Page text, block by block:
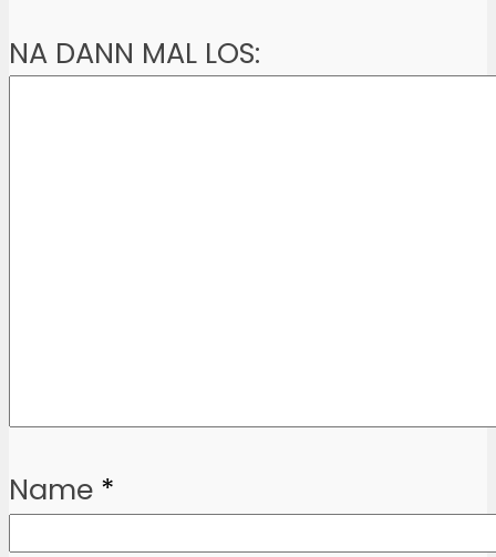
NA DANN MAL LOS:
Name *